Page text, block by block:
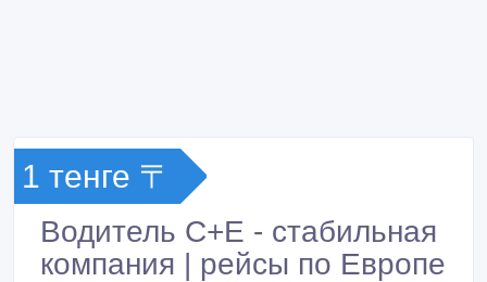
1 тенге 〒
Водитель C+E - стабильная
компания | рейсы по Европе